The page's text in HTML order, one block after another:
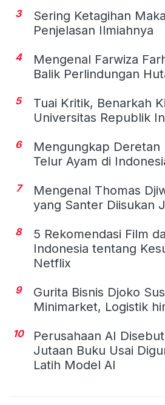
3
Sering Ketagihan
Penjelasan Ilmiahnya
4
Mengenal Farwiza
Balik Perlindungan
5
Tuai Kritik, Benarkah
Universitas Republik
6
Mengungkap Deretan
Telur Ayam di
7
Mengenal Thomas
yang Santer Diisukan
8
5 Rekomendasi Film
Indonesia tentang
Netflix
9
Gurita Bisnis Djoko
Minimarket, Logistik
10
Perusahaan AI
Jutaan Buku Usai
Latih Model AI